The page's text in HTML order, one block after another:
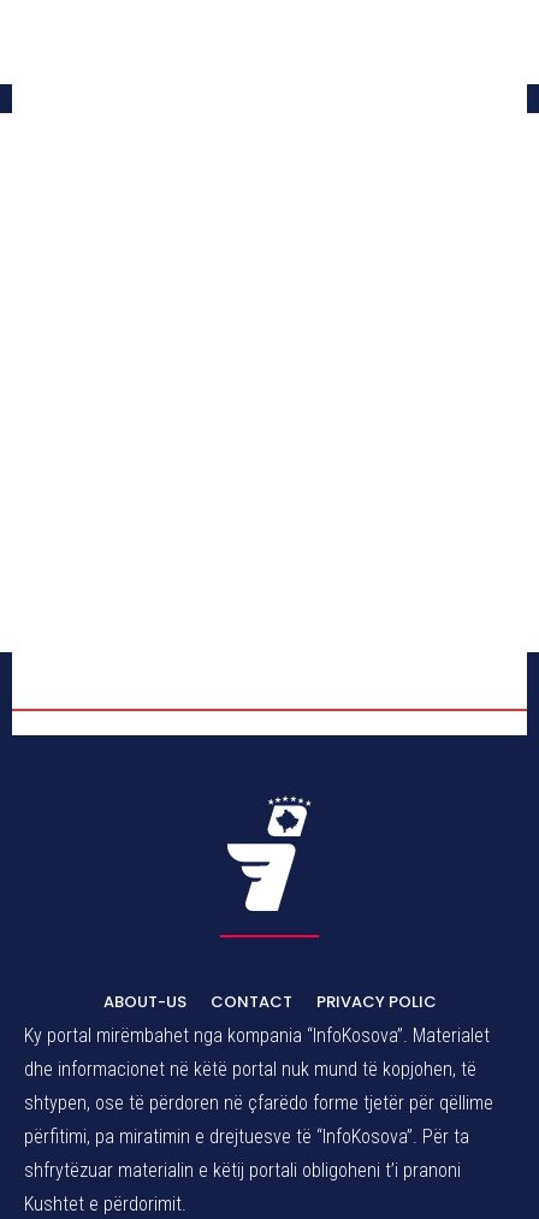
ABOUT-US CONTACT
PRIVACY POLIC
Ky portal mirëmbahet nga kompania “InfoKosova”. Materialet
dhe informacionet në këtë portal nuk mund të kopjohen, të
shtypen, ose të përdoren në çfarëdo forme tjetër për qëllime
përfitimi, pa miratimin e drejtuesve të “InfoKosova”. Për ta
shfrytëzuar materialin e këtij portali obligoheni t’i pranoni
Kushtet e përdorimit.